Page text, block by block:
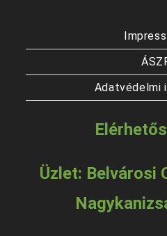
Adatvédelmi
Üzlet: Belvárosi